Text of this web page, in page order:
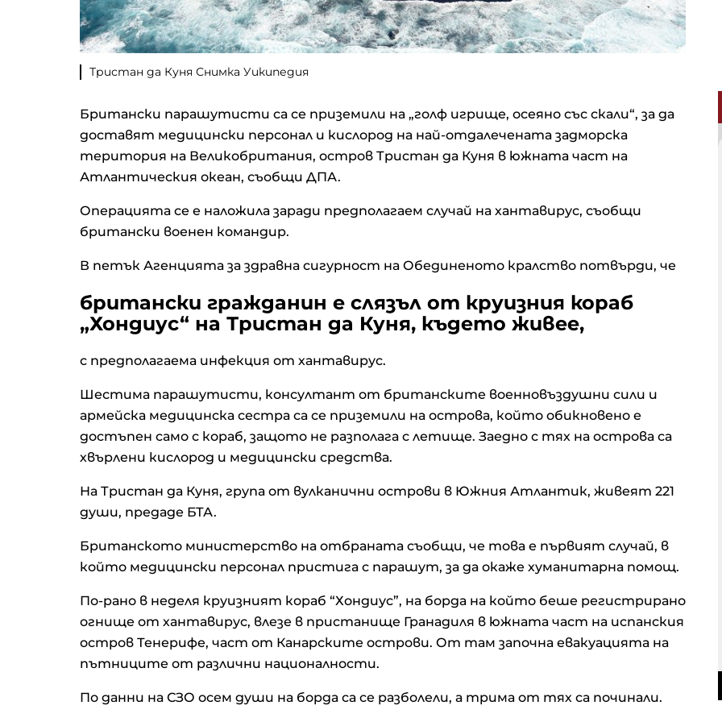
Тристан да Куня Снимка Уикипедия
Британски парашутисти са се приземили на „голф игрище, осеяно със скали“, за да
доставят медицински персонал и кислород на най-отдалечената задморска
територия на Великобритания, остров Тристан да Куня в южната част на
Атлантическия океан, съобщи ДПА.
Операцията се е наложила заради предполагаем случай на хантавирус, съобщи
британски военен командир.
В петък Агенцията за здравна сигурност на Обединеното кралство потвърди, че
британски гражданин е слязъл от круизния кораб
„Хондиус“ на Тристан да Куня, където живее,
с предполагаема инфекция от хантавирус.
Шестима парашутисти, консултант от британските военновъздушни сили и
армейска медицинска сестра са се приземили на острова, който обикновено е
достъпен само с кораб, защото не разполага с летище. Заедно с тях на острова са
хвърлени кислород и медицински средства.
На Тристан да Куня, група от вулканични острови в Южния Атлантик, живеят 221
души, предаде БТА.
Британското министерство на отбраната съобщи, че това е първият случай, в
който медицински персонал пристига с парашут, за да окаже хуманитарна помощ.
По-рано в неделя круизният кораб “Хондиус”, на борда на който беше регистрирано
огнище от хантавирус, влезе в пристанище Гранадиля в южната част на испанския
остров Тенерифе, част от Канарските острови. От там започна евакуацията на
пътниците от различни националности.
По данни на СЗО осем души на борда са се разболели, а трима от тях са починали.